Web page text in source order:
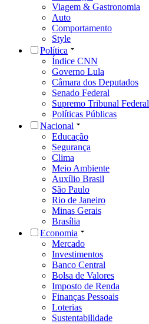
Viagem & Gastronomia
Auto
Comportamento
Style
Política
Índice CNN
Governo Lula
Câmara dos Deputados
Senado Federal
Supremo Tribunal Federal
Políticas Públicas
Nacional
Educação
Segurança
Clima
Meio Ambiente
Auxílio Brasil
São Paulo
Rio de Janeiro
Minas Gerais
Brasília
Economia
Mercado
Investimentos
Banco Central
Bolsa de Valores
Imposto de Renda
Finanças Pessoais
Loterias
Sustentabilidade